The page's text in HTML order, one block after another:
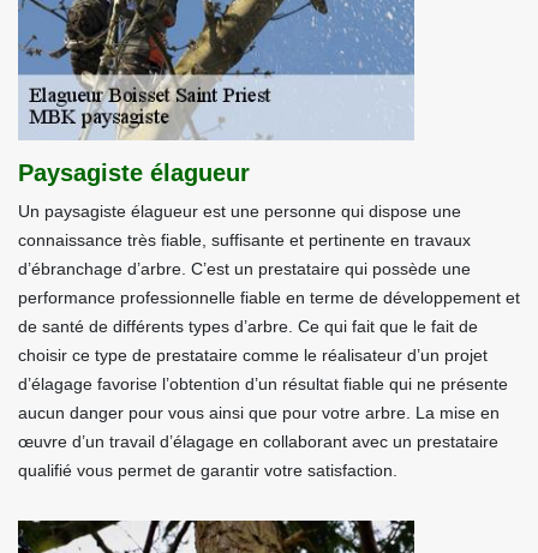
Paysagiste élagueur
Un paysagiste élagueur est une personne qui dispose une
connaissance très fiable, suffisante et pertinente en travaux
d’ébranchage d’arbre. C’est un prestataire qui possède une
performance professionnelle fiable en terme de développement et
de santé de différents types d’arbre. Ce qui fait que le fait de
choisir ce type de prestataire comme le réalisateur d’un projet
d’élagage favorise l’obtention d’un résultat fiable qui ne présente
aucun danger pour vous ainsi que pour votre arbre. La mise en
œuvre d’un travail d’élagage en collaborant avec un prestataire
qualifié vous permet de garantir votre satisfaction.